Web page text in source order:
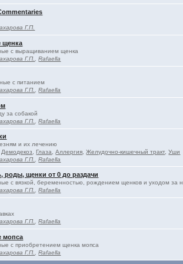
Г.П.
щенка
с выращиванием щенка
Г.П. ,Rafaella
с питанием
Г.П. ,Rafaella
за собакой
Г.П. ,Rafaella
и их лечению
Демодекоз ,Глаза ,Аллергия ,Желудочно-кишечный тракт,Уши
Г.П. ,Rafaella
роды, щенки от 0 до раздачи
с вязкой, беременностью, рождением щенков и уходом за
Г.П. ,Rafaella
Г.П. ,Rafaella
мопса
с приобретением щенка мопса
Г.П. ,Rafaella